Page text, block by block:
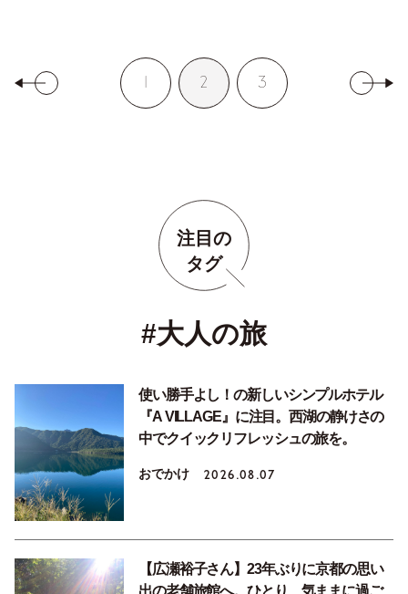
1 2 3
注目の
タグ
#大人の旅
使い勝手よし！の新しいシンプルホテル
『A VILLAGE』に注目。西湖の静けさの
中でクイックリフレッシュの旅を。
おでかけ 2026.08.07
【広瀬裕子さん】23年ぶりに京都の思い